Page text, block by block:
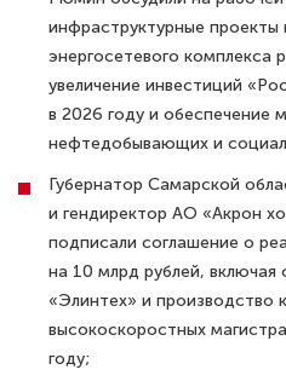
инфраструктурные проекты
энергосетевого комплекса
увеличение инвестиций
в 2026 году и обеспечение
нефтедобывающих и
Губернатор Самарской
и гендиректор АО «Акрон
подписали соглашение о
на 10 млрд рублей, включая
«Элинтех» и производство
высокоскоростных
году;